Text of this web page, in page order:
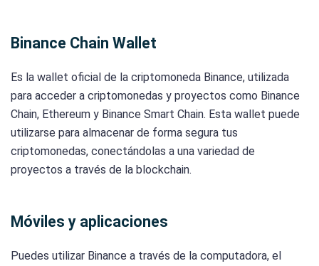
Binance Chain Wallet
Es la wallet oficial de la criptomoneda Binance, utilizada
para acceder a criptomonedas y proyectos como Binance
Chain, Ethereum y Binance Smart Chain. Esta wallet puede
utilizarse para almacenar de forma segura tus
criptomonedas, conectándolas a una variedad de
proyectos a través de la blockchain.
Móviles y aplicaciones
Puedes utilizar Binance a través de la computadora, el